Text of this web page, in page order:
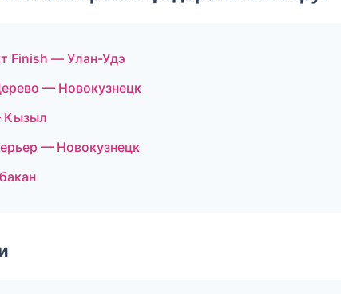
Finish — Улан-Удэ
— Новокузнецк
Кызыл
— Новокузнецк